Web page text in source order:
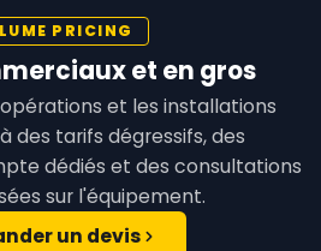
PRICING
et en gros
et les installations
des tarifs dégressifs, des
dédiés et des consultations
sur l'équipement.
un devis